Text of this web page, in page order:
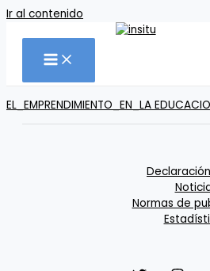
Ir al contenido
EL_EMPRENDIMIENTO_EN_LA
Normas de